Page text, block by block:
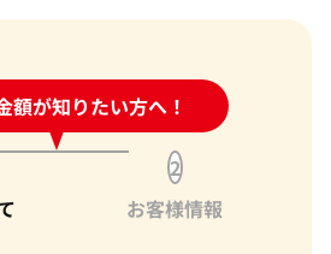
額が知りたい方へ！
中!問い合わせフォーム
2
お客様情報